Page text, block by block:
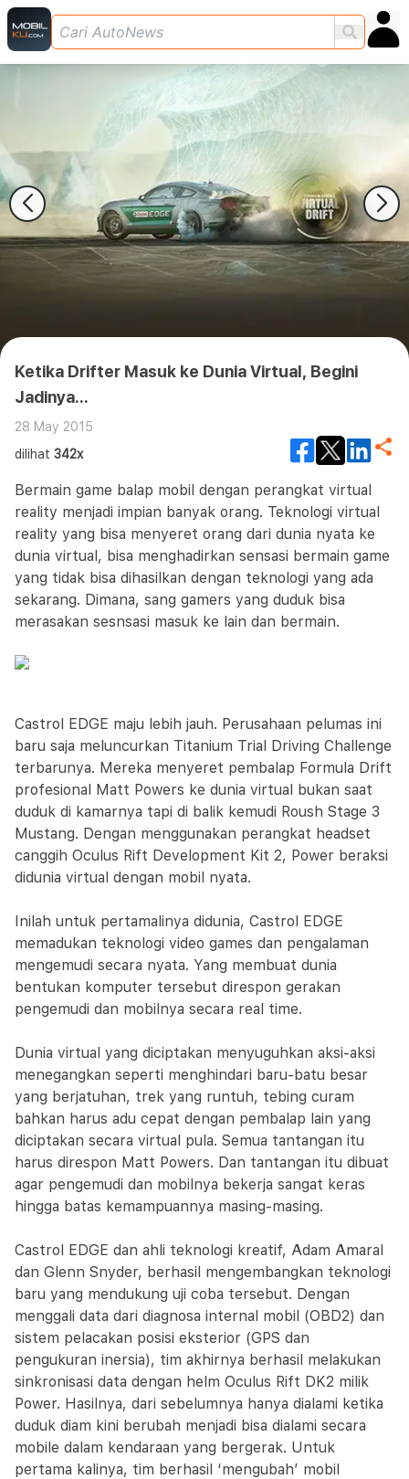
Ketika Drifter Masuk ke Dunia Virtual, Begini
Jadinya...
28 May 2015
dilihat 342x
Bermain game balap mobil dengan perangkat virtual
reality menjadi impian banyak orang. Teknologi virtual
reality yang bisa menyeret orang dari dunia nyata ke
dunia virtual, bisa menghadirkan sensasi bermain game
yang tidak bisa dihasilkan dengan teknologi yang ada
sekarang. Dimana, sang gamers yang duduk bisa
merasakan sesnsasi masuk ke lain dan bermain.
Castrol EDGE maju lebih jauh. Perusahaan pelumas ini
baru saja meluncurkan Titanium Trial Driving Challenge
terbarunya. Mereka menyeret pembalap Formula Drift
profesional Matt Powers ke dunia virtual bukan saat
duduk di kamarnya tapi di balik kemudi Roush Stage 3
Mustang. Dengan menggunakan perangkat headset
canggih Oculus Rift Development Kit 2, Power beraksi
didunia virtual dengan mobil nyata.
Inilah untuk pertamalinya didunia, Castrol EDGE
memadukan teknologi video games dan pengalaman
mengemudi secara nyata. Yang membuat dunia
bentukan komputer tersebut direspon gerakan
pengemudi dan mobilnya secara real time.
Dunia virtual yang diciptakan menyuguhkan aksi-aksi
menegangkan seperti menghindari baru-batu besar
yang berjatuhan, trek yang runtuh, tebing curam
bahkan harus adu cepat dengan pembalap lain yang
diciptakan secara virtual pula. Semua tantangan itu
harus direspon Matt Powers. Dan tantangan itu dibuat
agar pengemudi dan mobilnya bekerja sangat keras
hingga batas kemampuannya masing-masing.
Castrol EDGE dan ahli teknologi kreatif, Adam Amaral
dan Glenn Snyder, berhasil mengembangkan teknologi
baru yang mendukung uji coba tersebut. Dengan
menggali data dari diagnosa internal mobil (OBD2) dan
sistem pelacakan posisi eksterior (GPS dan
pengukuran inersia), tim akhirnya berhasil melakukan
sinkronisasi data dengan helm Oculus Rift DK2 milik
Power. Hasilnya, dari sebelumnya hanya dialami ketika
duduk diam kini berubah menjadi bisa dialami secara
mobile dalam kendaraan yang bergerak. Untuk
pertama kalinya, tim berhasil ‘mengubah’ mobil